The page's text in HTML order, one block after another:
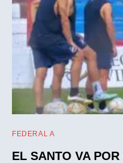
FEDERAL A
EL SANTO VA